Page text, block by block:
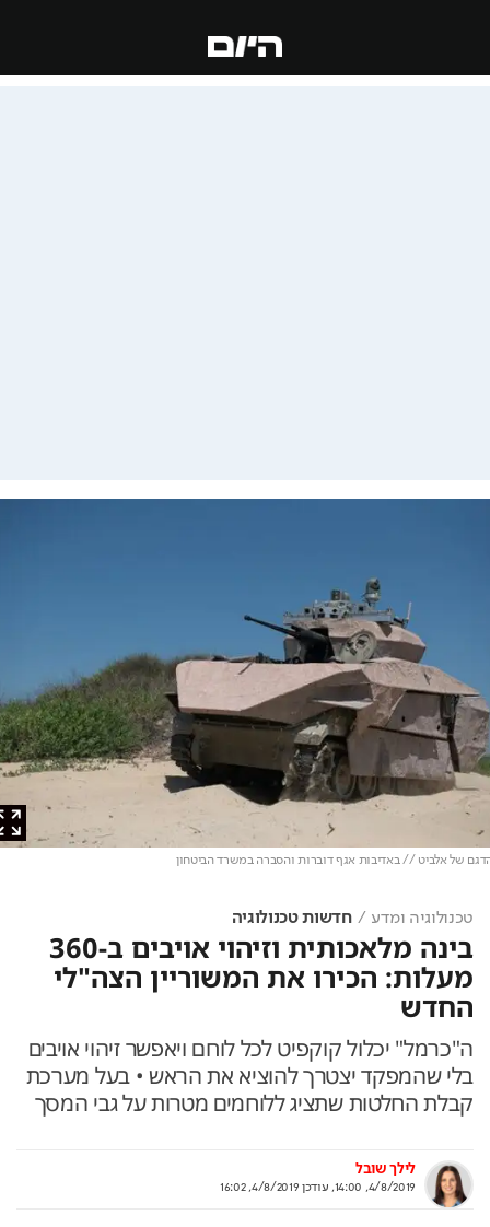
של אלביט // באדיבות אגף דוברות והסברה במשרד הביטחון
טכנולוגיה ומדע חדשות טכנולוגיה
בינה מלאכותית וזיהוי אויבים ב-360
מעלות: הכירו את המשוריין הצה"לי
החדש
ה"כרמל" יכלול קוקפיט לכל לוחם ויאפשר זיהוי אויבים
בלי שהמפקד יצטרך להוציא את הראש • בעל מערכת
קבלת החלטות שתציג ללוחמים מטרות על גבי המסך
לילך שובל
4/8/2019, 14:00
,עודכן4/8/2019, 16:02